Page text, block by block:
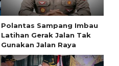
Polantas Sampang Imbau
Latihan Gerak Jalan Tak
Gunakan Jalan Raya